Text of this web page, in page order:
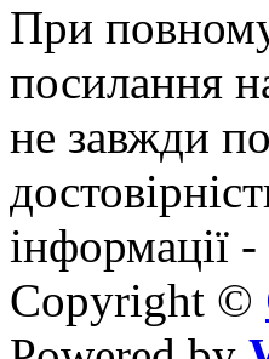
При повному
посилання
не завжди
інформації
Copyright ©